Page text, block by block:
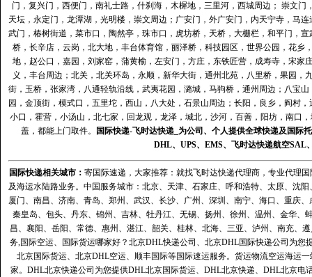
门，复兴门，西便门，南礼士路，什刹海，木樨地，三里河，西城周边； 崇文
天坛，永定门，龙潭湖，光明楼，崇文周边；广安门，外广安门，内天宁寺，马
武门，椿树街道，菜市口，陶然亭，珠市口，虎坊桥，天桥，大栅栏，和平门，
桥，长辛店，云岗，北大地，丰台体育馆，丽泽桥，科技园区，世界公园，花
地，赵公口，嘉园，刘家窑，蒲黄榆，左安门，方庄，东铁匠营，成寿寺，宋
义，丰台周边；北关，北关环岛，永顺，新华大街，通州北苑，八里桥，果园
街，玉桥，张家湾，八通轻轨沿线，武夷花园，潞城，马驹桥，通州周边；八宝
园，金顶街，模式口，五里坨，西山，八大处，石景山周边；长阳，良乡，阎村
小口，霍营，小汤山，北七家，回龙观，龙泽，城北，沙河，百善，阳坊，南口
盖，都能上门取件。
国际快递-飞时达快递_为公司、个人提供全球快递及国际
DHL、 UPS、 EMS、 飞时达快递航空SAL
国际快递相关城市： 寄国际速递，大家推荐：就找飞时达快递代理商，专业代理
及海运水陆路业务。中国服务城市：北京、天津、石家庄、呼和浩特、太原、沈
厦门、南昌、济南、青岛、郑州、武汉、长沙、广州、深圳、南宁、海口、重庆
秦皇岛、包头、丹东、锦州、吉林、牡丹江、无锡、扬州、徐州、温州、金华
昌、襄阳、岳阳、常德、惠州、湛江、韶关、桂林、北海、三亚、泸州、南充、
务,国际空运、国际货运哪家好？北京DHL快递公司、北京DHL国际快递公司为
北京国际货运、北京DHL空运、顺丰国际等国际速运服务。货运物流空运海运
家。DHL北京快递公司为您提供DHL北京国际货运、DHL北京快递、DHL北京电